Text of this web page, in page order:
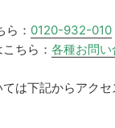
： 0120-932-010
こちら：各種お問
は下記からアクセ